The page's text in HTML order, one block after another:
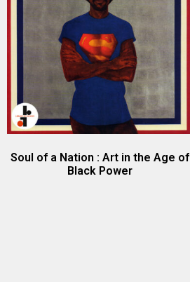
Soul of a Nation : Art in the Age of
Black Power